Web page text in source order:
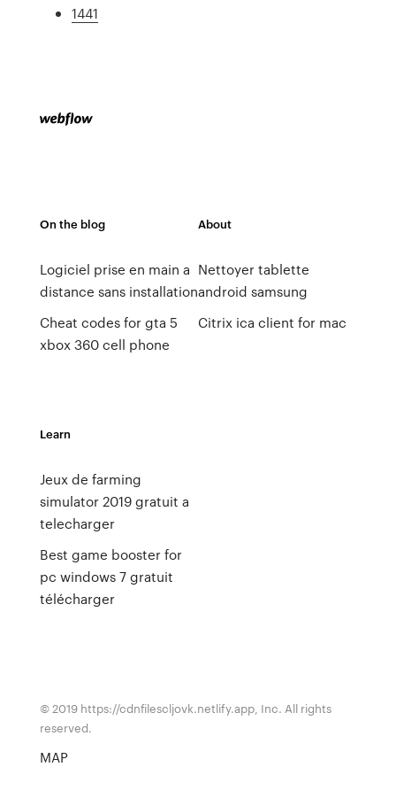
1441
On the blog
Logiciel prise en main a
distance sans installation
Cheat codes for gta 5
xbox 360 cell phone
About
Nettoyer tablette
android samsung
Citrix ica client for mac
Learn
Jeux de farming
simulator 2019 gratuit a
telecharger
Best game booster for
pc windows 7 gratuit
télécharger
© 2019 https://cdnfilescljovk.netlify.app, Inc. All rights
reserved.
MAP